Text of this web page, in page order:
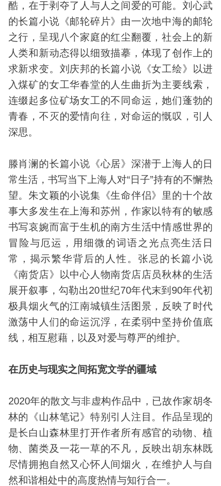
酷，在于剥夺了人与人之间爱的可能。刘心武
的长篇小说《邮轮碎片》由一次地中海的邮轮
之行，呈现八个家庭的红尘翻覆，社会上的新
人类和新动态得以细致描摹，体现了创作上的
求新求变。刘庆邦的长篇小说《女工绘》以进
入煤矿的女工华春堂的人生曲折为主要线索，
连缀起多位矿场女工的不同命运，她们蓬勃的
青春，不灭的爱情向往，对命运的慨叹，引人
深思。
滕肖澜的长篇小说《心居》深潜于上海人的日
常生活，书写当下上海人对“日子”持有的不懈热
望。朱文颖的小说集《生命伴侣》里的十个故
事大多发生在上海和苏州，作家以特有的敏感
书写哀婉而富于生机的南方生活中情感世界的
冒险与厄运，用细微的词语之光点亮生活日
常，揭示繁华背后的人性。张忌的长篇小说
《南货店》以中心人物南货店店员秋林的生活
展开叙事，勾勒出20世纪70年代末到90年代初
极具烟火气的江南城镇生活图景，反映了时代
激荡中人们的命运沉浮，在柔弱中坚持价值底
线，相互慰藉，以及对爱与尊严的维护。
在历史与现实之间拓宽文学的疆域
2020年的散文与非虚构作品中，已故作家胡冬
林的《山林笔记》特别引人注目。作品呈现的
是长白山森林里打开作者所有感官的动物、植
物、菌类及一花一草的不凡，反映出胡东林既
尽情拥抱自然又心怀人间烟火，在维护人与自
然和谐相处中的高度热情与知行合一。